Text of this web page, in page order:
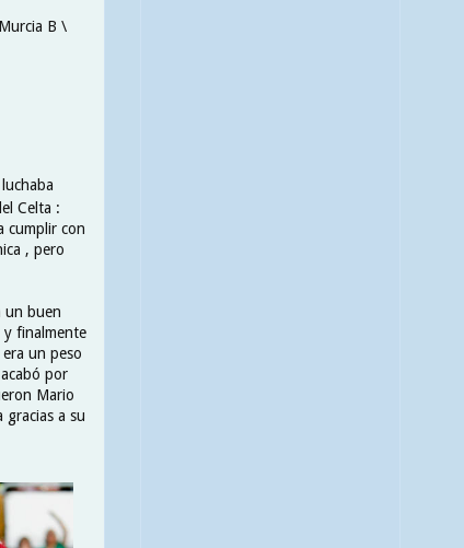
B \
Celta :
cumplir con
, pero
un buen
y finalmente
un peso
por
Mario
gracias a su